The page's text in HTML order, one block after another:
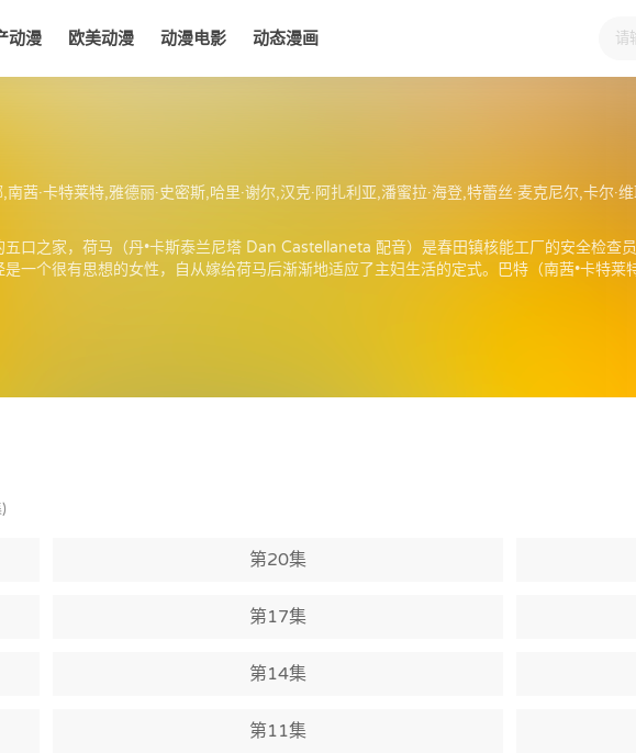
动漫 欧美动漫 动漫电影 动态漫画
,雅德丽·史密斯,哈里·谢尔,汉克·阿扎利亚,潘蜜拉·海登,特蕾丝·麦克尼尔,卡尔·维耶德戈特,麦琪·罗丝威尔,玛西娅·华莱士,凯尔希·格
口之家，荷马（丹•卡斯泰兰尼塔 Dan Castellaneta 配音）是春田镇核能工厂的安全检查
一个很有思想的女性，自从嫁给荷马后渐渐地适应了主妇生活的定式。巴特（南茜•卡特莱
佛教徒，爵士乐。小女马姬是一个永远长不大的孩子。故事设定于虚构小镇春田镇，从许多
幽默的嘲讽，经久不衰。《辛普森一家》（The Simpsons）是美国福克斯广播公司的一部
第20集
第17集
第14集
第11集